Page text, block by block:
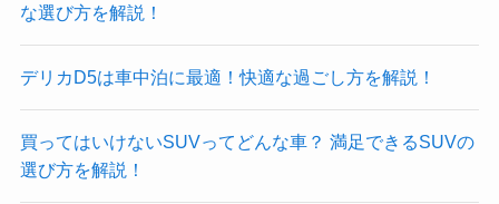
な選び方を解説！
デリカD5は車中泊に最適！快適な過ごし方を解説！
買ってはいけないSUVってどんな車？ 満足できるSUVの
選び方を解説！